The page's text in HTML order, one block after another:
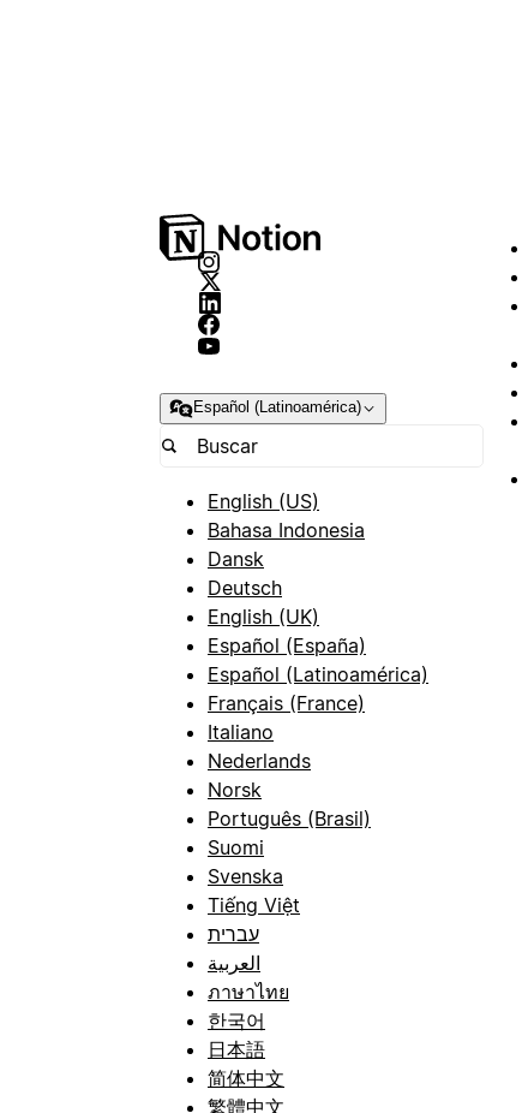
Español (Latinoamérica)
English (US)
Bahasa Indonesia
Dansk
Deutsch
English (UK)
Español (España)
Español (Latinoamérica)
Français (France)
Italiano
Nederlands
Norsk
Português (Brasil)
Suomi
Svenska
Tiếng Việt
עברית
العربية
ภาษาไทย
한국어
日本語
简体中文
繁體中文